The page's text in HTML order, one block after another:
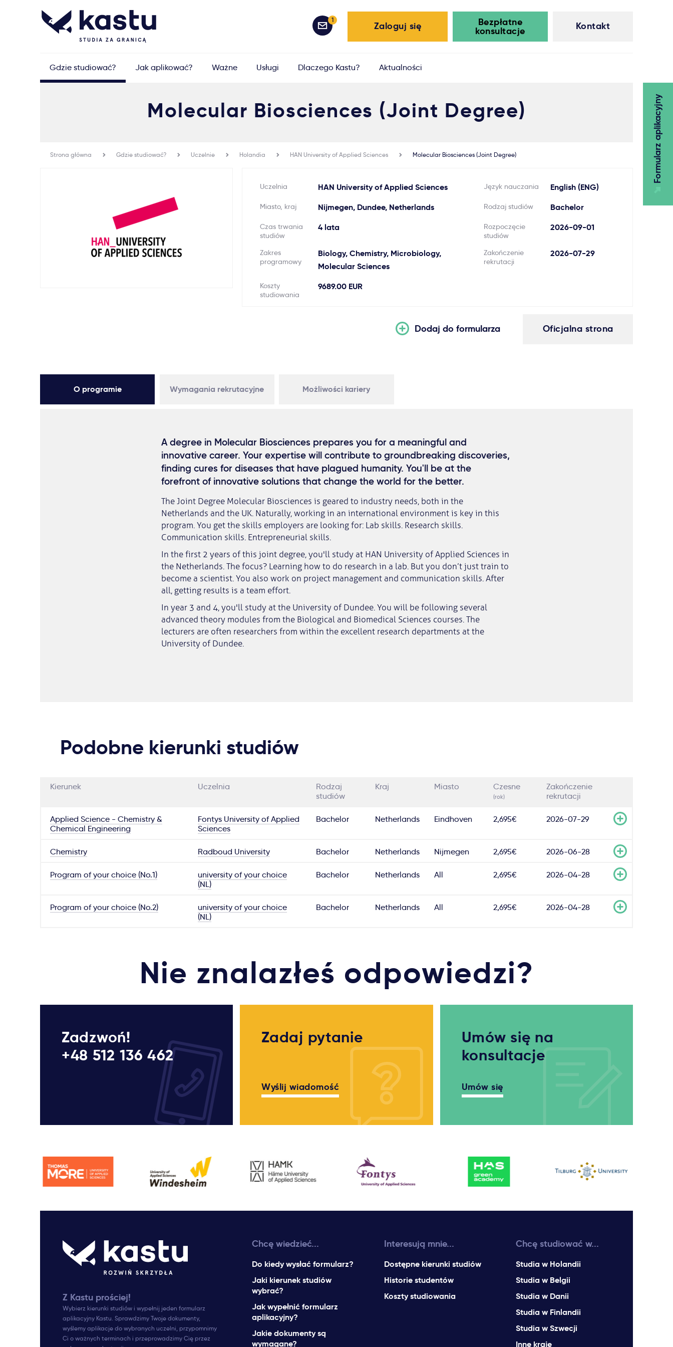
Kontakt
Bezpłatne
konsultacje
Zaloguj się
1
Formularz aplikacyjny
Gdzie studiować? Jak aplikować? Ważne Usługi Dlaczego Kastu? Aktualności
Molecular Biosciences (Joint Degree)
Strona główna Gdzie studiować? Uczelnie Holandia HAN University of Applied Sciences Molecular Biosciences (Joint Degree)
Uczelnia HAN University of Applied Sciences
Miasto, kraj Nijmegen, Dundee, Netherlands
Czas trwania
studiów
4 lata
Zakres
programowy
Biology, Chemistry, Microbiology,
Molecular Sciences
Koszty
studiowania
9689.00 EUR
Język nauczania English (ENG)
Rodzaj studiów Bachelor
Rozpoczęcie
studiów
2026-09-01
Zakończenie
rekrutacji
2026-07-29
Oficjalna strona
Dodaj do formularza
O programie Wymagania rekrutacyjne Możliwości kariery
A degree in Molecular Biosciences prepares you for a meaningful and
innovative career. Your expertise will contribute to groundbreaking discoveries,
finding cures for diseases that have plagued humanity. You'll be at the
forefront of innovative solutions that change the world for the better.
The Joint Degree Molecular Biosciences is geared to industry needs, both in the
Netherlands and the UK. Naturally, working in an international environment is key in this
program. You get the skills employers are looking for: Lab skills. Research skills.
Communication skills. Entrepreneurial skills.
In the first 2 years of this joint degree, you'll study at HAN University of Applied Sciences in
the Netherlands. The focus? Learning how to do research in a lab. But you don’t just train to
become a scientist. You also work on project management and communication skills. After
all, getting results is a team effort.
In year 3 and 4, you'll study at the University of Dundee. You will be following several
advanced theory modules from the Biological and Biomedical Sciences courses. The
lecturers are often researchers from within the excellent research departments at the
University of Dundee.
Podobne kierunki studiów
Kierunek Uczelnia
Rodzaj
studiów
Kraj Miasto Czesne
(rok)
Zakończenie
rekrutacji
Applied Science - Chemistry &
Chemical Engineering
Fontys University of Applied
Sciences
Bachelor Netherlands Eindhoven 2,695€ 2026-07-29
Chemistry Radboud University Bachelor Netherlands Nijmegen 2,695€ 2026-06-28
Program of your choice (No.1)
university of your choice
(NL)
Bachelor Netherlands All 2,695€ 2026-04-28
Program of your choice (No.2)
university of your choice
(NL)
Bachelor Netherlands All 2,695€ 2026-04-28
Nie znalazłeś odpowiedzi?
Zadzwoń!
+48 512 136 462
Zadaj pytanie
Wyślij wiadomość
Umów się na
konsultacje
Umów się
Z Kastu prościej!
Wybierz kierunki studiów i wypełnij jeden formularz
aplikacyjny Kastu. Sprawdzimy Twoje dokumenty,
wyślemy aplikacje do wybranych uczelni, przypomnimy
Ci o ważnych terminach i przeprowadzimy Cię przez
Chcę wiedzieć...
Do kiedy wysłać formularz?
Jaki kierunek studiów
wybrać?
Jak wypełnić formularz
aplikacyjny?
Jakie dokumenty są
wymagane?
Interesują mnie...
Dostępne kierunki studiów
Historie studentów
Koszty studiowania
Chcę studiować w...
Studia w Holandii
Studia w Belgii
Studia w Danii
Studia w Finlandii
Studia w Szwecji
Inne kraje